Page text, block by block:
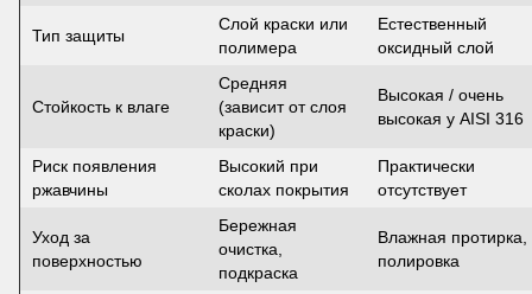
Тип защиты
Слой краски или
полимера
Естественный
оксидный слой
Стойкость к влаге
Средняя
(зависит от слоя
краски)
Высокая / очень
высокая у AISI 316
Риск появления
ржавчины
Высокий при
сколах покрытия
Практически
отсутствует
Уход за
поверхностью
Бережная
очистка,
подкраска
Влажная протирка,
полировка